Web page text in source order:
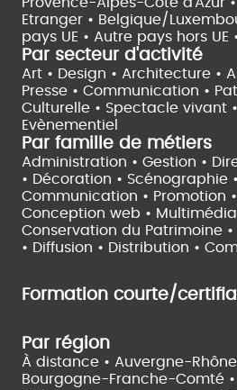
Etranger • Belgique/
pays UE • Autre pays hors UE
Par secteur d'activité
Art • Design • Architecture •
Presse • Communication •
Culturelle • Spectacle vivant •
Evènementiel
Par famille de métiers
Administration • Gestion •
• Décoration • Scénographie •
Communication • Promotion
Conception web • Multimédia
Conservation du Patrimoine
• Diffusion • Distribution •
Formation courte/
Par région
À distance • Auvergne-
Bourgogne-Franche-Comté •